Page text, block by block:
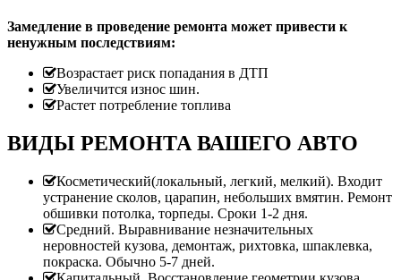
Замедление в проведение ремонта может привести к
ненужным последствиям:
Возрастает риск попадания в ДТП
Увеличится износ шин.
Растет потребление топлива
ВИДЫ РЕМОНТА ВАШЕГО АВТО
Косметический(локальный, легкий, мелкий). Входит
устранение сколов, царапин, небольших вмятин. Ремонт
обшивки потолка, торпеды. Сроки 1-2 дня.
Средний. Выравнивание незначительных
неровностей кузова, демонтаж, рихтовка, шпаклевка,
покраска. Обычно 5-7 дней.